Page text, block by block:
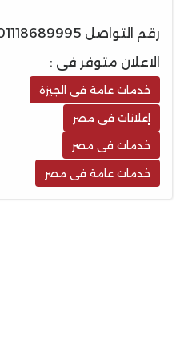
رقم التواصل 01118689995
الاعلان متوفر فى :
خدمات عامة فى الجيزة
إعلانات فى مصر
خدمات فى مصر
خدمات عامة فى مصر